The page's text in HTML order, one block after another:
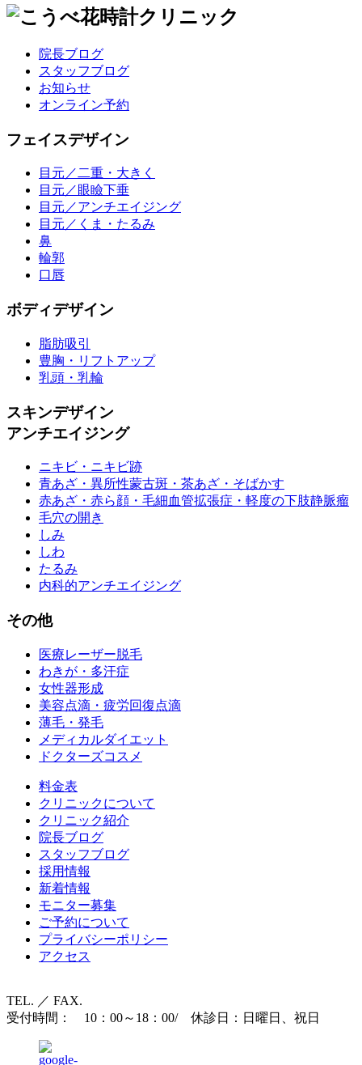
院長ブログ
スタッフブログ
お知らせ
オンライン予約
フェイスデザイン
目元／二重・大きく
目元／眼瞼下垂
目元／アンチエイジング
目元／くま・たるみ
鼻
輪郭
口唇
ボディデザイン
脂肪吸引
豊胸・リフトアップ
乳頭・乳輪
スキンデザイン
アンチエイジング
ニキビ・ニキビ跡
青あざ・異所性蒙古斑・茶あざ・そばかす
赤あざ・赤ら顔・毛細血管拡張症・軽度の下肢静脈瘤
毛穴の開き
しみ
しわ
たるみ
内科的アンチエイジング
その他
医療レーザー脱毛
わきが・多汗症
女性器形成
美容点滴・疲労回復点滴
薄毛・発毛
メディカルダイエット
ドクターズコスメ
料金表
クリニックについて
クリニック紹介
院長ブログ
スタッフブログ
採用情報
新着情報
モニター募集
ご予約について
プライバシーポリシー
アクセス
TEL. ／ FAX.
受付時間： 10：00～18：00/ 休診日：日曜日、祝日